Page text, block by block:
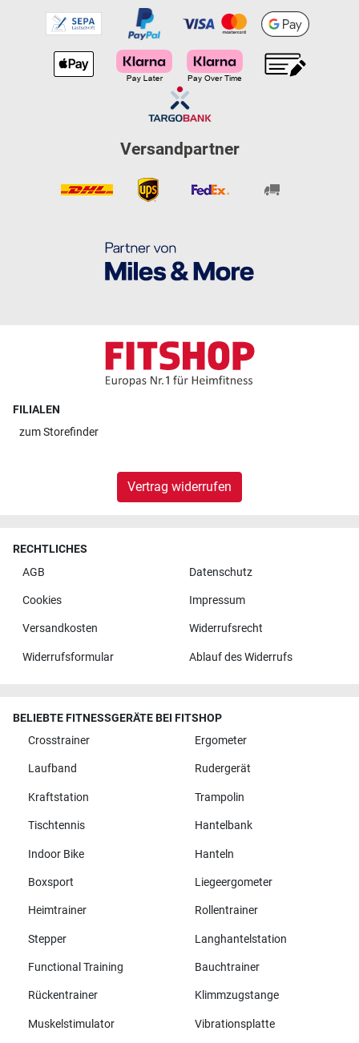
Versandpartner
FILIALEN
zumStorefinder
Vertrag widerrufen
RECHTLICHES
AGB
Datenschutz
Cookies Impressum
Versandkosten Widerrufsrecht
Widerrufsformular Ablauf des Widerrufs
BELIEBTE FITNESSGERÄTE BEI FITSHOP
Crosstrainer
Ergometer
Laufband Rudergerät
Kraftstation Trampolin
Tischtennis Hantelbank
Indoor Bike Hanteln
Boxsport Liegeergometer
Heimtrainer Rollentrainer
Stepper Langhantelstation
Functional Training Bauchtrainer
Rückentrainer Klimmzugstange
Muskelstimulator Vibrationsplatte